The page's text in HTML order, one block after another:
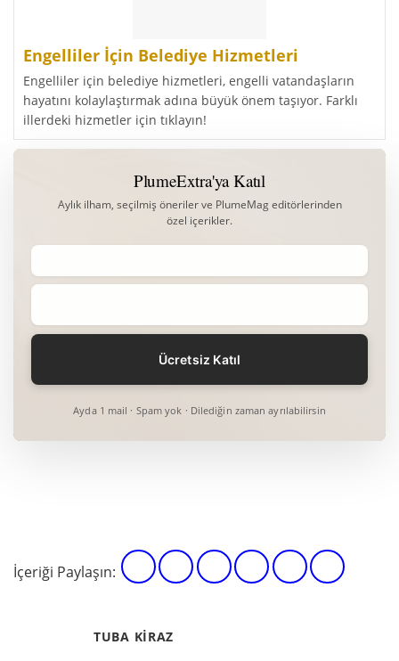
Engelliler İçin Belediye Hizmetleri
Engelliler için belediye hizmetleri, engelli vatandaşların
hayatını kolaylaştırmak adına büyük önem taşıyor. Farklı
illerdeki hizmetler için tıklayın!
PlumeExtra'ya Katıl
Aylık ilham, seçilmiş öneriler ve PlumeMag editörlerinden
özel içerikler.
Ayda 1 mail · Spam yok · Dilediğin zaman ayrılabilirsin
İçeriği Paylaşın:
TUBA KIRAZ